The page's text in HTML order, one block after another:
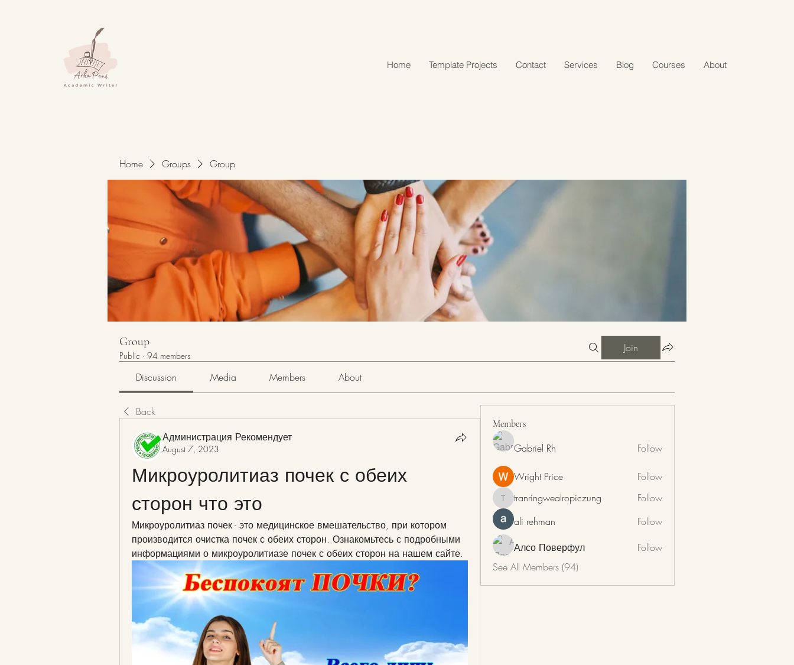
Home Template Projects Contact Services Blog Courses About
Home Groups Group
Group
Public · 94 members
Join
Discussion Media Members About
Back
Администрация Рекомендует
August 7, 2023
Микроуролитиаз почек с обеих
сторон что это
Микроуролитиаз почек - это медицинское вмешательство, при котором
производится очистка почек с обеих сторон. Ознакомьтесь с подробными
информациями о микроуролитиазе почек с обеих сторон на нашем сайте.
Members
Gabriel Rh Follow
Wright Price Follow
tranringwealropiczung
tranringwealropiczung
Follow
ali rehman
Follow
Алсо Поверфул
Follow
See All Members (94)